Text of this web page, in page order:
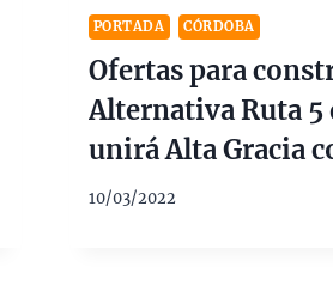
PORTADA CÓRDOBA
Ofertas para
Alternativa Ruta 5
unirá Alta Gracia
Ciudad América
10/03/2022